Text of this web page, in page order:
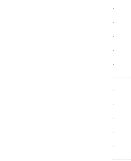
·
·
·
·
·
·
·
·
·
·